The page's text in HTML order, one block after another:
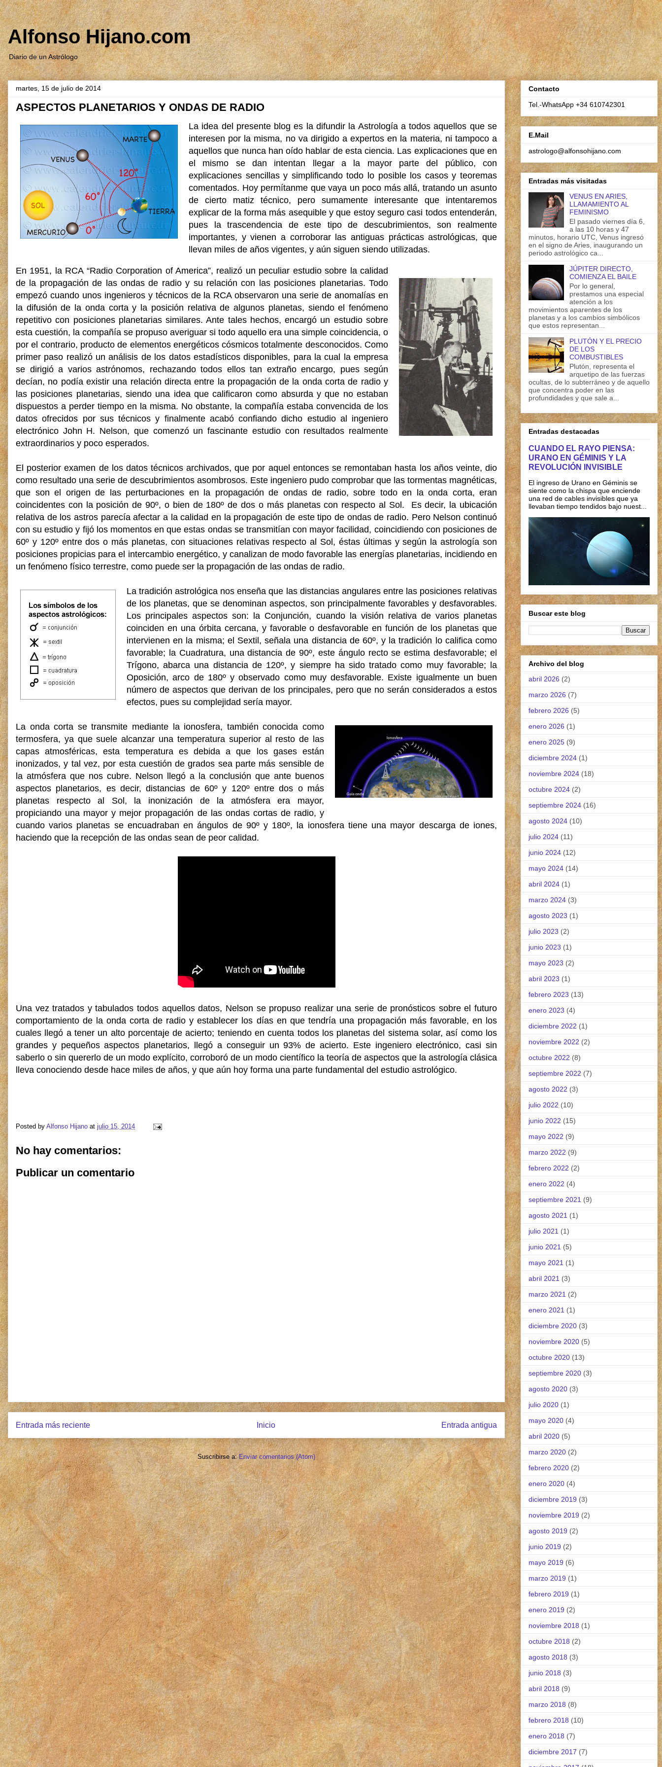
Alfonso Hijano.com
Diario de un Astrólogo
martes, 15 de julio de 2014
ASPECTOS PLANETARIOS Y ONDAS DE RADIO
La idea del presente blog es la difundir la Astrología a todos aquellos que se
interesen por la misma, no va dirigido a expertos en la materia, ni tampoco a
aquellos que nunca han oído hablar de esta ciencia. Las explicaciones que en
el mismo se dan intentan llegar a la mayor parte del público, con
explicaciones sencillas y simplificando todo lo posible los casos y teoremas
comentados. Hoy permítanme que vaya un poco más allá, tratando un asunto
de cierto matiz técnico, pero sumamente interesante que intentaremos
explicar de la forma más asequible y que estoy seguro casi todos entenderán,
pues la trascendencia de este tipo de descubrimientos, son realmente
importantes, y vienen a corroborar las antiguas prácticas astrológicas, que
llevan miles de años vigentes, y aún siguen siendo utilizadas.
En 1951, la RCA “Radio Corporation of America”, realizó un peculiar estudio sobre la calidad
de la propagación de las ondas de radio y su relación con las posiciones planetarias. Todo
empezó cuando unos ingenieros y técnicos de la RCA observaron una serie de anomalías en
la difusión de la onda corta y la posición relativa de algunos planetas, siendo el fenómeno
repetitivo con posiciones planetarias similares. Ante tales hechos, encargó un estudio sobre
esta cuestión, la compañía se propuso averiguar si todo aquello era una simple coincidencia, o
por el contrario, producto de elementos energéticos cósmicos totalmente desconocidos. Como
primer paso realizó un análisis de los datos estadísticos disponibles, para la cual la empresa
se dirigió a varios astrónomos, rechazando todos ellos tan extraño encargo, pues según
decían, no podía existir una relación directa entre la propagación de la onda corta de radio y
las posiciones planetarias, siendo una idea que calificaron como absurda y que no estaban
dispuestos a perder tiempo en la misma. No obstante, la compañía estaba convencida de los
datos ofrecidos por sus técnicos y finalmente acabó confiando dicho estudio al ingeniero
electrónico John H. Nelson, que comenzó un fascinante estudio con resultados realmente
extraordinarios y poco esperados.
El posterior examen de los datos técnicos archivados, que por aquel entonces se remontaban hasta los años veinte, dio
como resultado una serie de descubrimientos asombrosos. Este ingeniero pudo comprobar que las tormentas magnéticas,
que son el origen de las perturbaciones en la propagación de ondas de radio, sobre todo en la onda corta, eran
coincidentes con la posición de 90º, o bien de 180º de dos o más planetas con respecto al Sol. Es decir, la ubicación
relativa de los astros parecía afectar a la calidad en la propagación de este tipo de ondas de radio. Pero Nelson continuó
con su estudio y fijó los momentos en que estas ondas se transmitían con mayor facilidad, coincidiendo con posiciones de
60º y 120º entre dos o más planetas, con situaciones relativas respecto al Sol, éstas últimas y según la astrología son
posiciones propicias para el intercambio energético, y canalizan de modo favorable las energías planetarias, incidiendo en
un fenómeno físico terrestre, como puede ser la propagación de las ondas de radio.
La tradición astrológica nos enseña que las distancias angulares entre las posiciones relativas
de los planetas, que se denominan aspectos, son principalmente favorables y desfavorables.
Los principales aspectos son: la Conjunción, cuando la visión relativa de varios planetas
coinciden en una órbita cercana, y favorable o desfavorable en función de los planetas que
intervienen en la misma; el Sextil, señala una distancia de 60º, y la tradición lo califica como
favorable; la Cuadratura, una distancia de 90º, este ángulo recto se estima desfavorable; el
Trígono, abarca una distancia de 120º, y siempre ha sido tratado como muy favorable; la
Oposición, arco de 180º y observado como muy desfavorable. Existe igualmente un buen
número de aspectos que derivan de los principales, pero que no serán considerados a estos
efectos, pues su complejidad sería mayor.
La onda corta se transmite mediante la ionosfera, también conocida como
termosfera, ya que suele alcanzar una temperatura superior al resto de las
capas atmosféricas, esta temperatura es debida a que los gases están
inonizados, y tal vez, por esta cuestión de grados sea parte más sensible de
la atmósfera que nos cubre. Nelson llegó a la conclusión que ante buenos
aspectos planetarios, es decir, distancias de 60º y 120º entre dos o más
planetas respecto al Sol, la inonización de la atmósfera era mayor,
propiciando una mayor y mejor propagación de las ondas cortas de radio, y
cuando varios planetas se encuadraban en ángulos de 90º y 180º, la ionosfera tiene una mayor descarga de iones,
haciendo que la recepción de las ondas sean de peor calidad.
Una vez tratados y tabulados todos aquellos datos, Nelson se propuso realizar una serie de pronósticos sobre el futuro
comportamiento de la onda corta de radio y establecer los días en que tendría una propagación más favorable, en los
cuales llegó a tener un alto porcentaje de acierto; teniendo en cuenta todos los planetas del sistema solar, así como los
grandes y pequeños aspectos planetarios, llegó a conseguir un 93% de acierto. Este ingeniero electrónico, casi sin
saberlo o sin quererlo de un modo explícito, corroboró de un modo científico la teoría de aspectos que la astrología clásica
lleva conociendo desde hace miles de años, y que aún hoy forma una parte fundamental del estudio astrológico.
Posted by Alfonso Hijano at julio 15, 2014
No hay comentarios:
Publicar un comentario
Entrada más reciente Entrada antigua
Inicio
Suscribirse a:Enviar comentarios (Atom)
Contacto
Tel.-WhatsApp +34 610742301
E.Mail
astrologo@alfonsohijano.com
Entradas más visitadas
VENUS EN ARIES,
LLAMAMIENTO AL
FEMINISMO
El pasado viernes día 6,
a las 10 horas y 47
minutos, horario UTC, Venus ingresó
en el signo de Aries, inaugurando un
periodo astrológico ca...
JÚPITER DIRECTO,
COMIENZA EL BAILE
Por lo general,
prestamos una especial
atención a los
movimientos aparentes de los
planetas y a los cambios simbólicos
que estos representan...
PLUTÓN Y EL PRECIO
DE LOS
COMBUSTIBLES
Plutón, representa el
arquetipo de las fuerzas
ocultas, de lo subterráneo y de aquello
que concentra poder en las
profundidades y que sale a...
Entradas destacadas
CUANDO EL RAYO PIENSA:
URANO EN GÉMINIS Y LA
REVOLUCIÓN INVISIBLE
El ingreso de Urano en Géminis se
siente como la chispa que enciende
una red de cables invisibles que ya
llevaban tiempo tendidos bajo nuest...
Buscar este blog
Archivo del blog
abril 2026 (2)
marzo 2026 (7)
febrero 2026 (5)
enero 2026 (1)
enero 2025 (9)
diciembre 2024 (1)
noviembre 2024 (18)
octubre 2024 (2)
septiembre 2024 (16)
agosto 2024 (10)
julio 2024 (11)
junio 2024 (12)
mayo 2024 (14)
abril 2024 (1)
marzo 2024 (3)
agosto 2023 (1)
julio 2023 (2)
junio 2023 (1)
mayo 2023 (2)
abril 2023 (1)
febrero 2023 (13)
enero 2023 (4)
diciembre 2022 (1)
noviembre 2022 (2)
octubre 2022 (8)
septiembre 2022 (7)
agosto 2022 (3)
julio 2022 (10)
junio 2022 (15)
mayo 2022 (9)
marzo 2022 (9)
febrero 2022 (2)
enero 2022 (4)
septiembre 2021 (9)
agosto 2021 (1)
julio 2021 (1)
junio 2021 (5)
mayo 2021 (1)
abril 2021 (3)
marzo 2021 (2)
enero 2021 (1)
diciembre 2020 (3)
noviembre 2020 (5)
octubre 2020 (13)
septiembre 2020 (3)
agosto 2020 (3)
julio 2020 (1)
mayo 2020 (4)
abril 2020 (5)
marzo 2020 (2)
febrero 2020 (2)
enero 2020 (4)
diciembre 2019 (3)
noviembre 2019 (2)
agosto 2019 (2)
junio 2019 (2)
mayo 2019 (6)
marzo 2019 (1)
febrero 2019 (1)
enero 2019 (2)
noviembre 2018 (1)
octubre 2018 (2)
agosto 2018 (3)
junio 2018 (3)
abril 2018 (9)
marzo 2018 (8)
febrero 2018 (10)
enero 2018 (7)
diciembre 2017 (7)